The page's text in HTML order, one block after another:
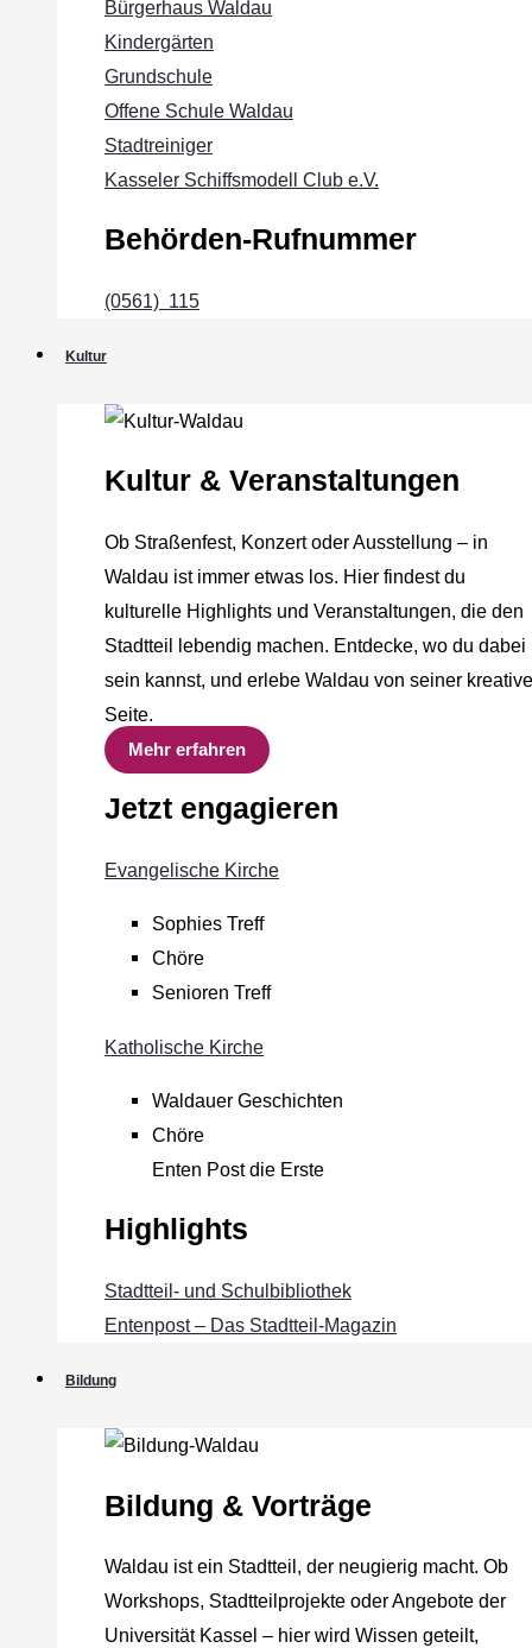
Bürgerhaus Waldau
Kindergärten
Grundschule
Offene Schule Waldau
Stadtreiniger
Kasseler Schiffsmodell Club e.V.
Behörden-Rufnummer
(0561) 115
Kultur
Kultur & Veranstaltungen
Ob Straßenfest, Konzert oder Ausstellung – in
Waldau ist immer etwas los. Hier findest du
kulturelle Highlights und Veranstaltungen, die den
Stadtteil lebendig machen. Entdecke, wo du dabei
sein kannst, und erlebe Waldau von seiner
Seite.
Mehr erfahren
Jetzt engagieren
Evangelische Kirche
Sophies Treff
Chöre
Senioren Treff
Katholische Kirche
Waldauer Geschichten
Chöre
Enten Post die Erste
Highlights
Stadtteil- und Schulbibliothek
Entenpost – Das Stadtteil-Magazin
Bildung
Bildung & Vorträge
Waldau ist ein Stadtteil, der neugierig macht. Ob
Workshops, Stadtteilprojekte oder Angebote der
Universität Kassel – hier wird Wissen geteilt,